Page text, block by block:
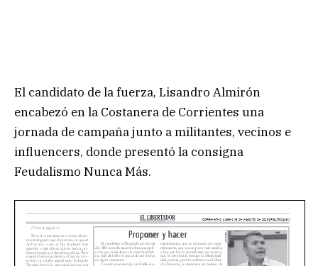
El candidato de la fuerza, Lisandro Almirón
encabezó en la Costanera de Corrientes una
jornada de campaña junto a militantes, vecinos e
influencers, donde presentó la consigna
Feudalismo Nunca Más.